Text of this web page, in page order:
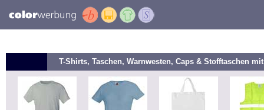
T-Shirts, Taschen, Warnwesten, Caps & Stofftaschen